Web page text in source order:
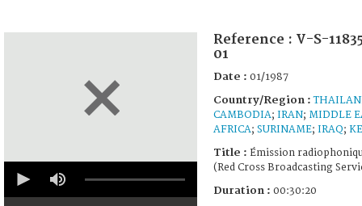
seconds
Reference : V-S-
01
Date : 01/1987
Country/Region :
CAMBODIA; IRAN; MIDDLE
AFRICA; SURINAME; IRAQ;
Title : Émission
(Red Cross Broadcasting
Duration : 00:30:20